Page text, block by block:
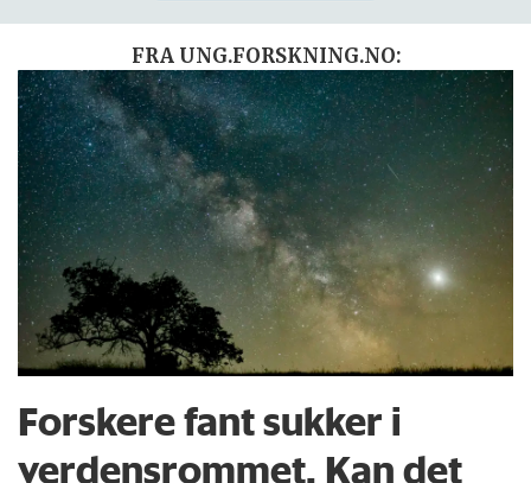
FRA UNG.FORSKNING.NO:
Forskere fant sukker i
verdensrommet. Kan det